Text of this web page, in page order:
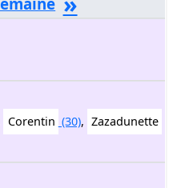
Corentin (30), Zazadunette